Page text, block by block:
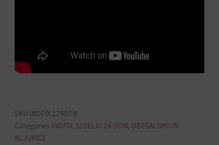
SKU INOFIX.1290.TR
Categories INOFIX, IZDELKI ZA DOM, OBEŠALNIKI IN
KLJUKICE